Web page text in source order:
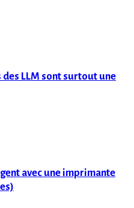
LLM sont surtout une
avec une imprimante